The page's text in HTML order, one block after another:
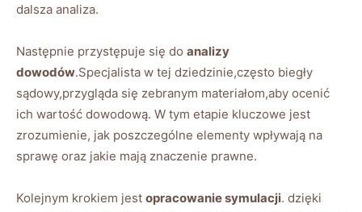
dalsza analiza.
Następnie przystępuje się do analizy
dowodów.Specjalista w tej dziedzinie,często biegły
sądowy,przygląda się zebranym materiałom,aby ocenić
ich wartość dowodową. W tym etapie kluczowe jest
zrozumienie, jak poszczególne elementy wpływają na
sprawę oraz jakie mają znaczenie prawne.
Kolejnym krokiem jest opracowanie symulacji. dzięki